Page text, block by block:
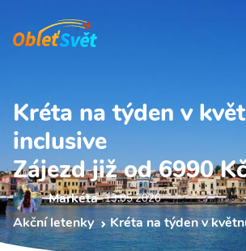
Kréta na týden v
inclusive
Zájezd již od 6990
Markéta 13.05 2026
Akční letenky Kréta na týden v